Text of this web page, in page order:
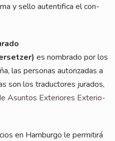
y sel­lo auten­ti­fi­ca el con­
es nomb­ra­do por los
las per­so­nas auto­rizadas a
son los tra­duc­to­res jura­dos,
Asun­tos Exte­rio­res Exte­rio­
en Ham­bur­go le per­mi­tirá